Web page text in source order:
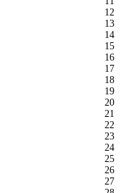
12
13
14
15
16
17
18
19
20
21
22
23
24
25
26
27